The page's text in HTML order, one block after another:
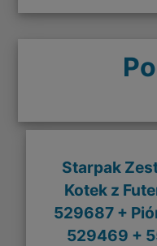
Starpak
Kotek z
529687 +
529469 +